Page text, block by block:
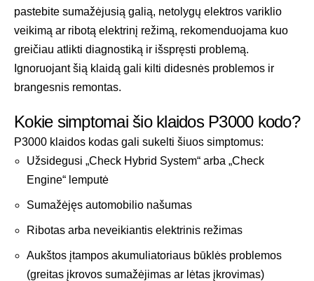
pastebite sumažėjusią galią, netolygų elektros variklio
veikimą ar ribotą elektrinį režimą, rekomenduojama kuo
greičiau atlikti diagnostiką ir išspręsti problemą.
Ignoruojant šią klaidą gali kilti didesnės problemos ir
brangesnis remontas.
Kokie simptomai šio klaidos P3000 kodo?
P3000 klaidos kodas gali sukelti šiuos simptomus:
Užsidegusi „Check Hybrid System“ arba „Check
Engine“ lemputė
Sumažėjęs automobilio našumas
Ribotas arba neveikiantis elektrinis režimas
Aukštos įtampos akumuliatoriaus būklės problemos
(greitas įkrovos sumažėjimas ar lėtas įkrovimas)